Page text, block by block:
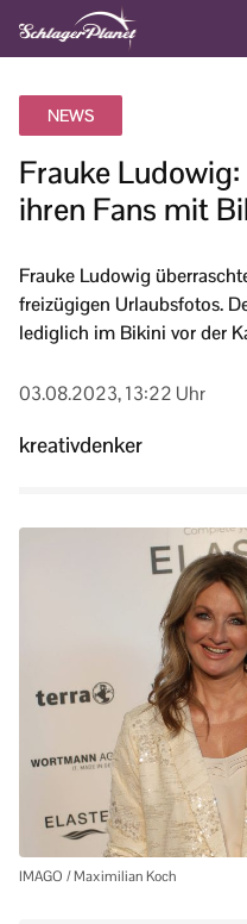
NEWS
Frauke
ihren Fans mit
Frauke Ludowig
freizügigen Urlaubsfotos.
lediglich im Bikini vor der
03.08.2023, 13:22 Uhr
kreativdenker
IMAGO / Maximilian Koch